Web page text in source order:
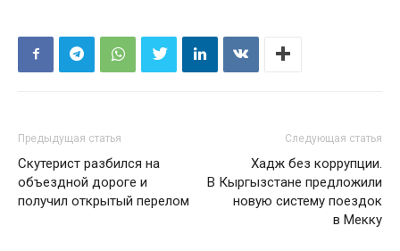
Предыдущая статья
Скутерист разбился на
объездной дороге и
получил открытый перелом
Следующая статья
Хадж без коррупции.
В Кыргызстане предложили
новую систему поездок
в Мекку